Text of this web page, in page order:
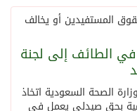
المستفيدين أو يخالف
الطائف إلى لجنة
الصحة السعودية اتخاذ
بحق صيدلي يعمل في